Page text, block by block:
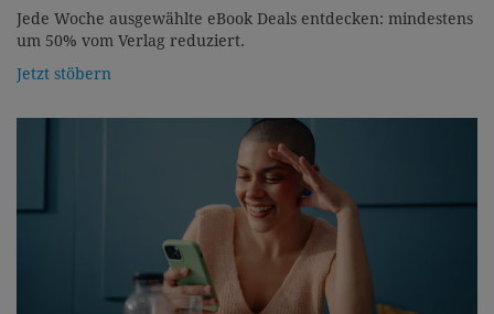
Jede Woche ausgewählte eBook Deals entdecken: mindestens
um 50% vom Verlag reduziert.
Jetzt stöbern